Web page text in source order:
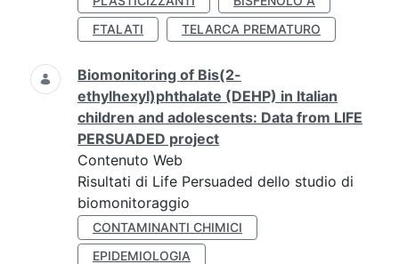
FTALATI
TELARCA PREMATURO
Biomonitoring of Bis(2-
ethylhexyl)phthalate (DEHP) in Italian
children and adolescents: Data from LIFE
PERSUADED project
Contenuto Web
Risultati di Life Persuaded dello studio di
biomonitoraggio
CONTAMINANTI CHIMICI
EPIDEMIOLOGIA